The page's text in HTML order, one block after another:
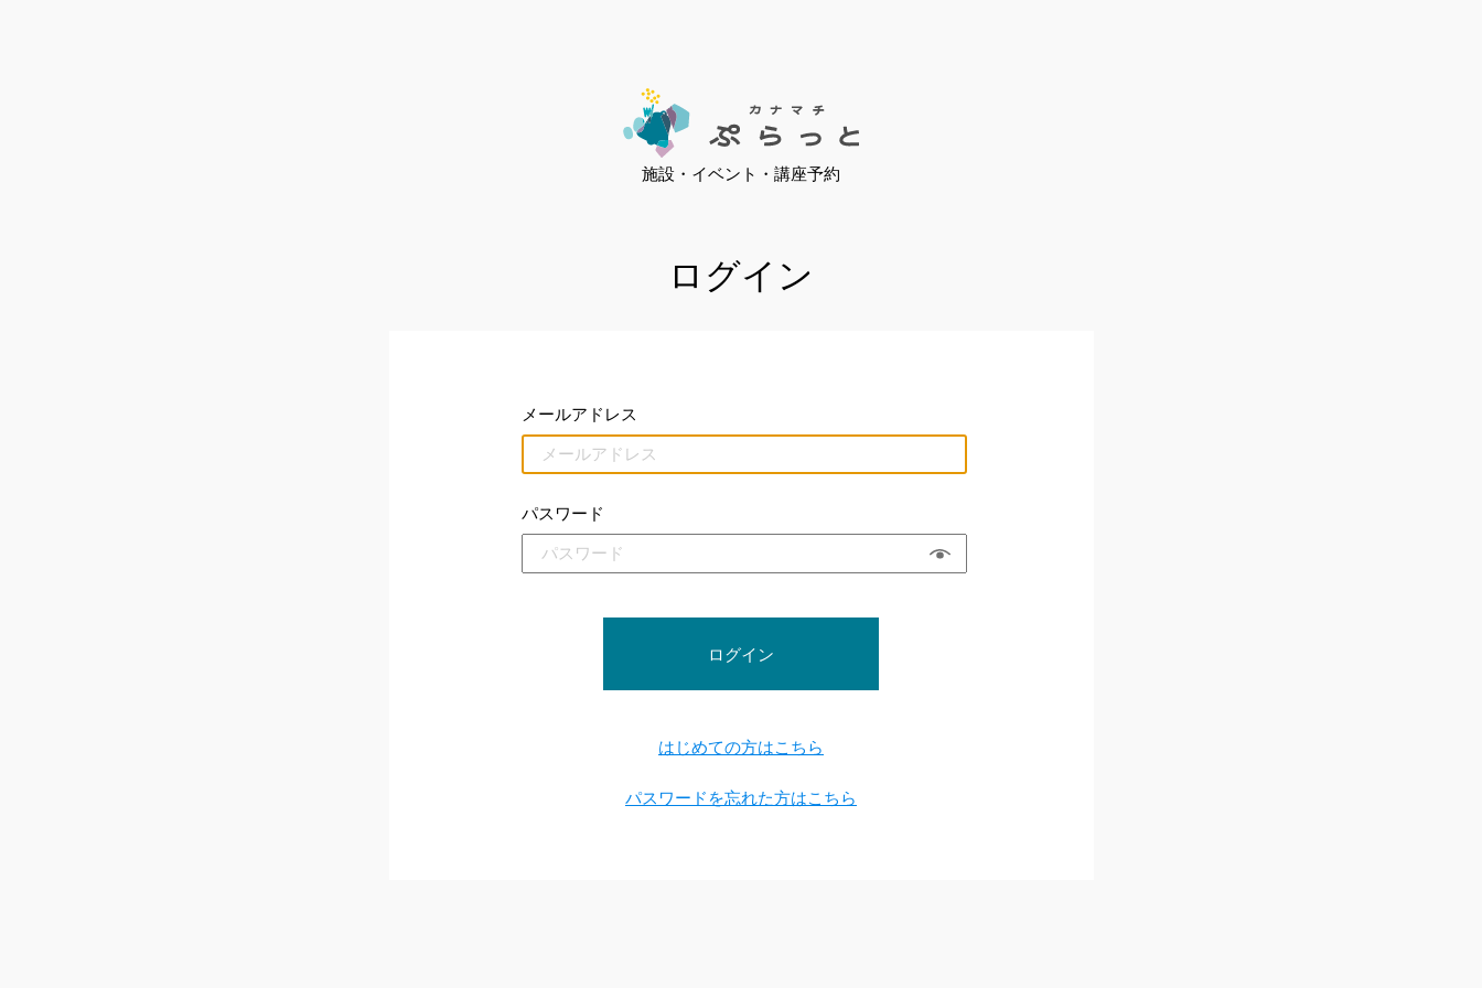
施設・イベント・講座予約
ログイン
メールアドレス
パスワード
ログイン
はじめての方はこちら
パスワードを忘れた方はこちら